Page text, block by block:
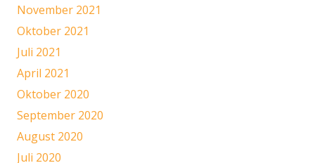
November 2021
Oktober 2021
Juli 2021
April 2021
Oktober 2020
September 2020
August 2020
Juli 2020